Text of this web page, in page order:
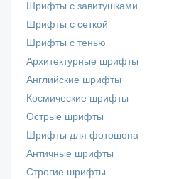
Шрифты с завитушками
Шрифты с сеткой
Шрифты с тенью
Архитектурные шрифты
Английские шрифты
Космические шрифты
Острые шрифты
Шрифты для фотошопа
Античные шрифты
Строгие шрифты